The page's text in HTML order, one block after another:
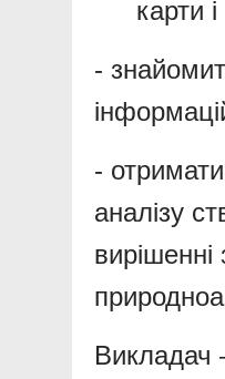
карти
-
-
аналізу
Викладач